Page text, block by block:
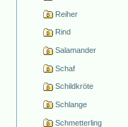
Reiher
Rind
Salamander
Schaf
Schildkröte
Schlange
Schmetterling